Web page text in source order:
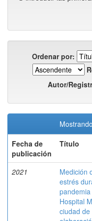
Ordenar por:
Autor/
Fecha de
publicación
Título
2021
Medición
estrés
Hospital
ciudad